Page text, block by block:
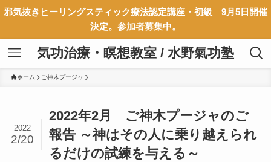
邪気抜きヒーリングスティック療法認定講座・初級 9月5日開催
決定。参加者募集中。
気功治療・瞑想教室 / 水野氣功塾
ホーム ご神木プージャ
2022年2月 ご神木プージャのご
報告 ～神はその人に乗り越えられ
るだけの試練を与える～
2022
2/20